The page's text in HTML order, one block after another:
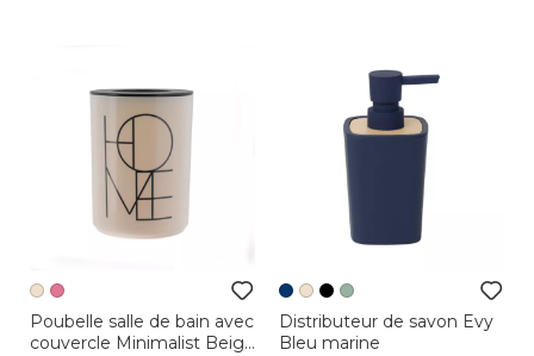
Poubelle salle de bain avec
couvercle Minimalist Beige
Distributeur de savon Evy
Bleu marine